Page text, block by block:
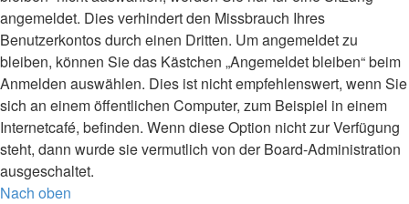
angemeldet. Dies verhindert den Missbrauch Ihres
Benutzerkontos durch einen Dritten. Um angemeldet zu
bleiben, können Sie das Kästchen „Angemeldet bleiben“ beim
Anmelden auswählen. Dies ist nicht empfehlenswert, wenn Sie
sich an einem öffentlichen Computer, zum Beispiel in einem
Internetcafé, befinden. Wenn diese Option nicht zur Verfügung
steht, dann wurde sie vermutlich von der Board-Administration
ausgeschaltet.
Nach oben